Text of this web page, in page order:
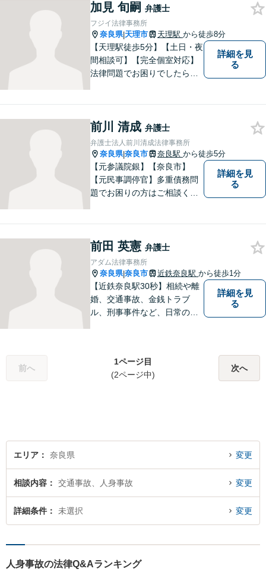
提供しています。
加見 旬嗣 弁護士
フジイ法律事務所
奈良県|天理市 天理駅 から徒歩8分
【天理駅徒歩5分】【土日・夜
間相談可】【完全個室対応】
法律問題でお困りでしたらお
いたします。お早めのご相談
が納得のいく解決への第一歩
です。
詳細を見
る
前川 清成 弁護士
弁護士法人前川清成法律事務所
奈良県|奈良市 奈良駅 から徒歩5分
【元参議院銀】【奈良市】
【元民事調停官】多重債務問
題でお困りの方はご相談くだ
たら、一度ご相談ください。
詳細を見
る
前田 英憲 弁護士
アダム法律事務所
奈良県|奈良市 近鉄奈良駅 から徒歩1分
【近鉄奈良駅30秒】相続や離
婚、交通事故、金銭トラブ
ル、刑事事件など、日常の中
はお気軽にご相談ください。
【初回相談料60分5,500円】
詳細を見
る
前へ
1ページ目
(2ページ中)
次へ
エリア 奈良県 変更
相談内容 交通事故、人身事故 変更
詳細条件 未選択 変更
人身事故の法律Q&Aランキング